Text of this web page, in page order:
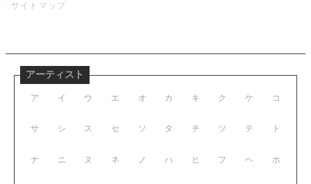
サイトマップ
アーティスト
ア イ ウ エ オ
サ シ ス セ ソ
ナ ニ ヌ ネ ノ
カ キ ク ケ コ
タ チ ツ テ ト
ハ ヒ フ ヘ ホ